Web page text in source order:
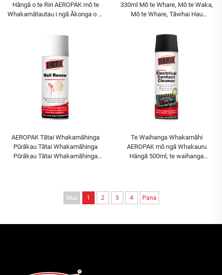
Hāngā o te Riri AEROPAK mō te
Whakamātautau i ngā Ākonga o te
330ml Mō te Whare, Mō te Waka,
Mō te Whare, Tāwhai Hau
AEROPAK Tātai Whakamāhinga
Pūrākau Tātai Whakamāhinga
Pūrākau Tātai Whakamāhinga
Pūrākau Tātai Whakamāhinga
Pūrākau Tātai Whakamāhinga
Pūrākau Tātai Whakamāhinga
Te Waihanga Whakamāhi
AEROPAK mō ngā Whakauru
Hāngā 500ml, te waihanga
Mua 1 2 3 4 Pana